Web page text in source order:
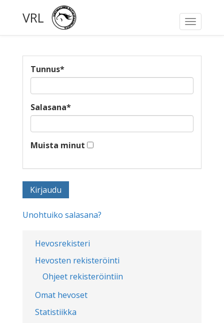
Toggle
VRL
Hevosrekisteri
Hevosten rekisteröinti
Ohjeet rekisteröintiin
Omat hevoset
Statistiikka
Tunnus*
Salasana*
Muista minut
Unohtuiko salasana?